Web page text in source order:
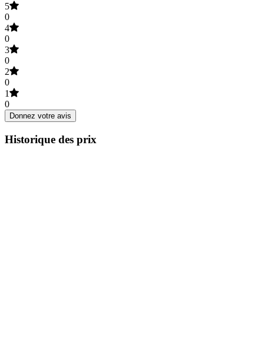
5
0
4
0
3
0
2
0
1
0
Donnez votre avis
Historique des prix